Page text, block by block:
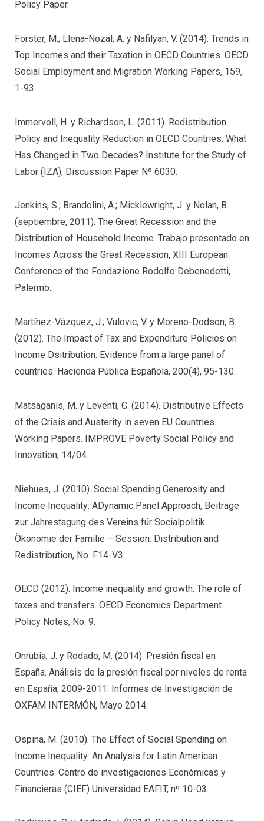
Policy Paper.
Förster, M.; Llena-Nozal, A. y Nafilyan, V. (2014). Trends in
Top Incomes and their Taxation in OECD Countries. OECD
Social Employment and Migration Working Papers, 159,
1-93.
Immervoll, H. y Richardson, L. (2011). Redistribution
Policy and Inequality Reduction in OECD Countries: What
Has Changed in Two Decades? Institute for the Study of
Labor (IZA), Discussion Paper Nº 6030.
Jenkins, S.; Brandolini, A.; Micklewright, J. y Nolan, B.
(septiembre, 2011). The Great Recession and the
Distribution of Household Income. Trabajo presentado en
Incomes Across the Great Recession, XIII European
Conference of the Fondazione Rodolfo Debenedetti,
Palermo.
Martínez-Vázquez, J.; Vulovic, V. y Moreno-Dodson, B.
(2012). The Impact of Tax and Expenditure Policies on
Income Dsitribution: Evidence from a large panel of
countries. Hacienda Pública Española, 200(4), 95-130.
Matsaganis, M. y Leventi, C. (2014). Distributive Effects
of the Crisis and Austerity in seven EU Countries.
Working Papers. IMPROVE Poverty Social Policy and
Innovation, 14/04.
Niehues, J. (2010). Social Spending Generosity and
Income Inequality: ADynamic Panel Approach, Beiträge
zur Jahrestagung des Vereins für Socialpolitik.
Ökonomie der Familie – Session: Distribution and
Redistribution, No. F14-V3
OECD (2012). Income inequality and growth: The role of
taxes and transfers. OECD Economics Department
Policy Notes, No. 9.
Onrubia, J. y Rodado, M. (2014). Presión fiscal en
España. Análisis de la presión fiscal por niveles de renta
en España, 2009-2011. Informes de Investigación de
OXFAM INTERMÓN, Mayo 2014.
Ospina, M. (2010). The Effect of Social Spending on
Income Inequality: An Analysis for Latin American
Countries. Centro de investigaciones Económicas y
Financieras (CIEF) Universidad EAFIT, nº 10-03.